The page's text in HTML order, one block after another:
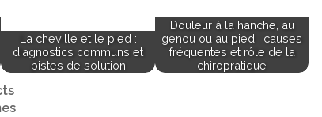
La cheville et le pied :
diagnostics communs et
pistes de solution
Douleur à la hanche, au
genou ou au pied : causes
fréquentes et rôle de la
chiropratique